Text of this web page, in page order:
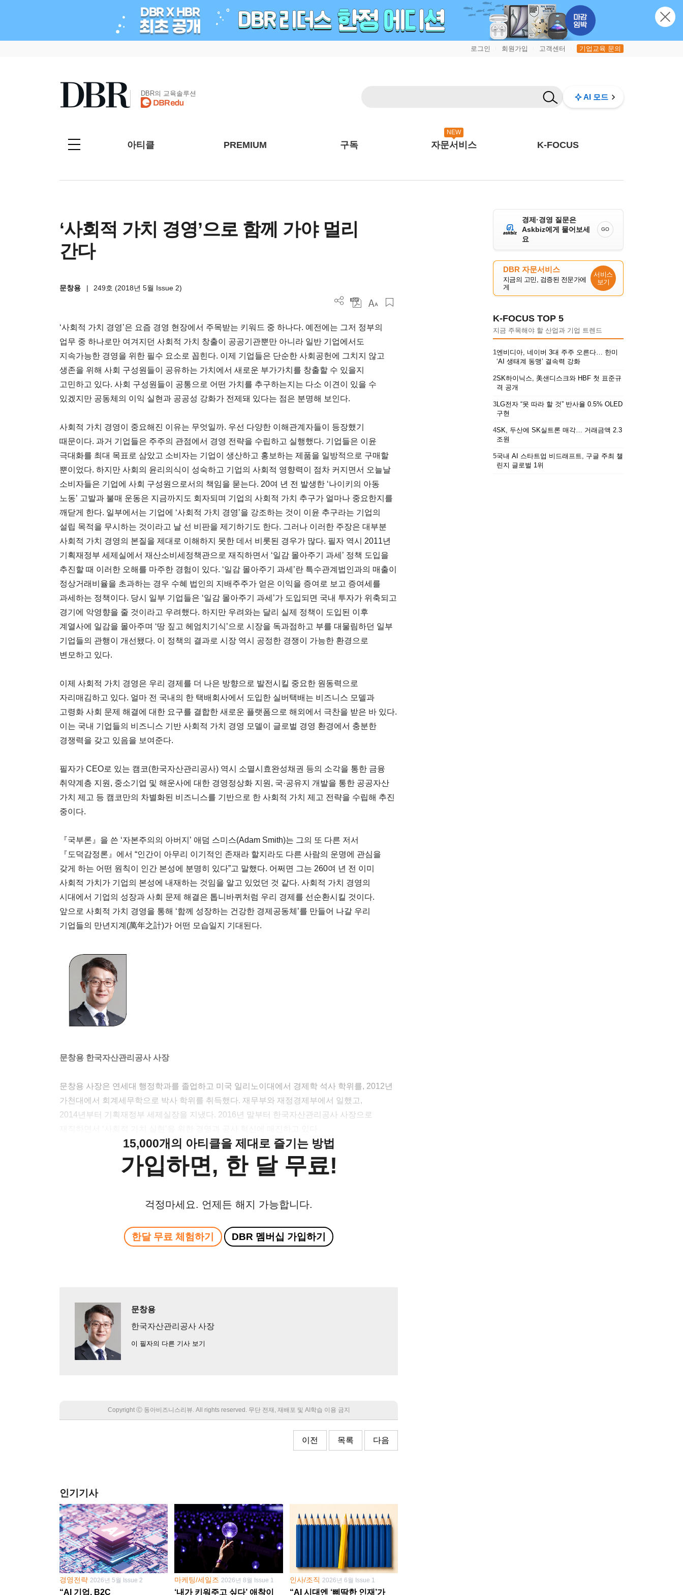
로그인 회원가입 고객센터 기업교육 문의
DBR의 교육솔루션 AI 모드
아티클 PREMIUM 구독
NEW
자문서비스 K-FOCUS
‘사회적 가치 경영’으로 함께 가야 멀리
간다
문창용 | 249호 (2018년 5월 Issue 2)
‘사회적 가치 경영’은 요즘 경영 현장에서 주목받는 키워드 중 하나다. 예전에는 그저 정부의
업무 중 하나로만 여겨지던 사회적 가치 창출이 공공기관뿐만 아니라 일반 기업에서도
지속가능한 경영을 위한 필수 요소로 꼽힌다. 이제 기업들은 단순한 사회공헌에 그치지 않고
생존을 위해 사회 구성원들이 공유하는 가치에서 새로운 부가가치를 창출할 수 있을지
고민하고 있다. 사회 구성원들이 공통으로 어떤 가치를 추구하는지는 다소 이견이 있을 수
있겠지만 공동체의 이익 실현과 공공성 강화가 전제돼 있다는 점은 분명해 보인다.
사회적 가치 경영이 중요해진 이유는 무엇일까. 우선 다양한 이해관계자들이 등장했기
때문이다. 과거 기업들은 주주의 관점에서 경영 전략을 수립하고 실행했다. 기업들은 이윤
극대화를 최대 목표로 삼았고 소비자는 기업이 생산하고 홍보하는 제품을 일방적으로 구매할
뿐이었다. 하지만 사회의 윤리의식이 성숙하고 기업의 사회적 영향력이 점차 커지면서 오늘날
소비자들은 기업에 사회 구성원으로서의 책임을 묻는다. 20여 년 전 발생한 ‘나이키의 아동
노동’ 고발과 불매 운동은 지금까지도 회자되며 기업의 사회적 가치 추구가 얼마나 중요한지를
깨닫게 한다. 일부에서는 기업에 ‘사회적 가치 경영’을 강조하는 것이 이윤 추구라는 기업의
설립 목적을 무시하는 것이라고 날 선 비판을 제기하기도 한다. 그러나 이러한 주장은 대부분
사회적 가치 경영의 본질을 제대로 이해하지 못한 데서 비롯된 경우가 많다. 필자 역시 2011년
기획재정부 세제실에서 재산소비세정책관으로 재직하면서 ‘일감 몰아주기 과세’ 정책 도입을
추진할 때 이러한 오해를 마주한 경험이 있다. ‘일감 몰아주기 과세’란 특수관계법인과의 매출이
정상거래비율을 초과하는 경우 수혜 법인의 지배주주가 얻은 이익을 증여로 보고 증여세를
과세하는 정책이다. 당시 일부 기업들은 ‘일감 몰아주기 과세’가 도입되면 국내 투자가 위축되고
경기에 악영향을 줄 것이라고 우려했다. 하지만 우려와는 달리 실제 정책이 도입된 이후
계열사에 일감을 몰아주며 ‘땅 짚고 헤엄치기식’으로 시장을 독과점하고 부를 대물림하던 일부
기업들의 관행이 개선됐다. 이 정책의 결과로 시장 역시 공정한 경쟁이 가능한 환경으로
변모하고 있다.
이제 사회적 가치 경영은 우리 경제를 더 나은 방향으로 발전시킬 중요한 원동력으로
자리매김하고 있다. 얼마 전 국내의 한 택배회사에서 도입한 실버택배는 비즈니스 모델과
고령화 사회 문제 해결에 대한 요구를 결합한 새로운 플랫폼으로 해외에서 극찬을 받은 바 있다.
이는 국내 기업들의 비즈니스 기반 사회적 가치 경영 모델이 글로벌 경영 환경에서 충분한
경쟁력을 갖고 있음을 보여준다.
필자가 CEO로 있는 캠코(한국자산관리공사) 역시 소멸시효완성채권 등의 소각을 통한 금융
취약계층 지원, 중소기업 및 해운사에 대한 경영정상화 지원, 국·공유지 개발을 통한 공공자산
가치 제고 등 캠코만의 차별화된 비즈니스를 기반으로 한 사회적 가치 제고 전략을 수립해 추진
중이다.
『국부론』을 쓴 ‘자본주의의 아버지’ 애덤 스미스(Adam Smith)는 그의 또 다른 저서
『도덕감정론』에서 “인간이 아무리 이기적인 존재라 할지라도 다른 사람의 운명에 관심을
갖게 하는 어떤 원칙이 인간 본성에 분명히 있다”고 말했다. 어쩌면 그는 260여 년 전 이미
사회적 가치가 기업의 본성에 내재하는 것임을 알고 있었던 것 같다. 사회적 가치 경영의
시대에서 기업의 성장과 사회 문제 해결은 톱니바퀴처럼 우리 경제를 선순환시킬 것이다.
앞으로 사회적 가치 경영을 통해 ‘함께 성장하는 건강한 경제공동체’를 만들어 나갈 우리
기업들의 만년지계(萬年之計)가 어떤 모습일지 기대된다.
문창용 한국자산관리공사 사장
문창용 사장은 연세대 행정학과를 졸업하고 미국 일리노이대에서 경제학 석사 학위를, 2012년
가천대에서 회계세무학으로 박사 학위를 취득했다. 재무부와 재정경제부에서 일했고,
2014년부터 기획재정부 세제실장을 지냈다. 2016년 말부터 한국자산관리공사 사장으로
15,000개의 아티클을 제대로 즐기는 방법
가입하면, 한 달 무료!
걱정마세요. 언제든 해지 가능합니다.
한달 무료 체험하기 DBR 멤버십 가입하기
문창용
한국자산관리공사 사장
이 필자의 다른 기사 보기
Copyright Ⓒ 동아비즈니스리뷰. All rights reserved. 무단 전재, 재배포 및 AI학습 이용 금지
이전 목록 다음
인기기사
경영전략 2026년 5월 Issue 2
“AI 기업, B2C
마케팅/세일즈2026년 8월 Issue 1
‘내가 키워주고 싶다’ 애착이
인사/조직 2026년 6월 Issue 1
“AI 시대엔 ‘삐딱한 인재’가
경제·경영 질문은
Askbiz에게 물어보세
요
GO
DBR 자문서비스
지금의 고민, 검증된 전문가에
게
서비스
보기
K-FOCUS TOP 5
지금 주목해야 할 산업과 기업 트렌드
1엔비디아, 네이버 3대 주주 오른다… 한미
‘AI 생태계 동맹’ 결속력 강화
2SK하이닉스, 美샌디스크와 HBF 첫 표준규
격 공개
3LG전자 “못 따라 할 것” 반사율 0.5% OLED
구현
4SK, 두산에 SK실트론 매각… 거래금액 2.3
조원
5국내 AI 스타트업 비드래프트, 구글 주최 챌
린지 글로벌 1위